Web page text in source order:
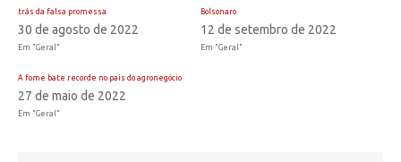
trás da falsa promessa
30 de agosto de 2022
Em "Geral"
Bolsonaro
12 de setembro de 2022
Em "Geral"
A fome bate recorde no país do agronegócio
27 de maio de 2022
Em "Geral"